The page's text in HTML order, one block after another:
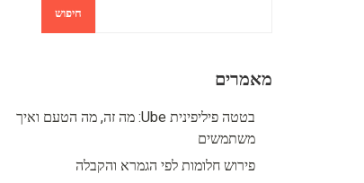
חיפוש
מאמרים
בטטה פיליפינית Ube: מה זה, מה הטעם ואיך
משתמשים
פירוש חלומות לפי הגמרא והקבלה